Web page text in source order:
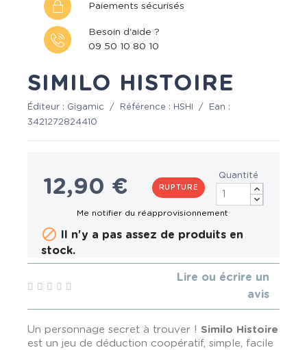
Paiements sécurisés
Besoin d'aide ?
09 50 10 80 10
SIMILO HISTOIRE
Éditeur : Gigamic / Référence : HSHI /
Ean :
3421272824410
12,90 € RUPTURE
Quantité
 Il n'y a pas assez de produits en
stock.
Lire ou écrire un
avis
Un personnage secret à trouver ! Similo Histoire
est un jeu de déduction coopératif, simple, facile